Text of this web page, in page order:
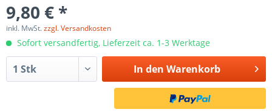
9,80 € *
inkl. MwSt.zzgl. Versandkosten
Sofort versandfertig, Lieferzeit ca. 1-3 Werktage
In den Warenkorb